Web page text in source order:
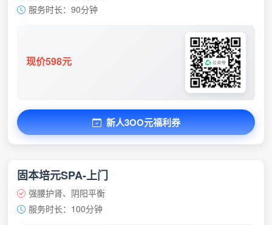
服务时长：90分钟
现价598元
新人3OO元福利券
固本培元SPA-上门
强腰护肾、阴阳平衡
服务时长：100分钟